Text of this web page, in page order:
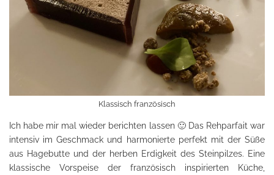
Klassisch französisch
Ich habe mir mal wieder berichten lassen 🙂 Das Rehparfait war
intensiv im Geschmack und harmonierte perfekt mit der Süße
aus Hagebutte und der herben Erdigkeit des Steinpilzes. Eine
klassische Vorspeise der französisch inspirierten Küche,